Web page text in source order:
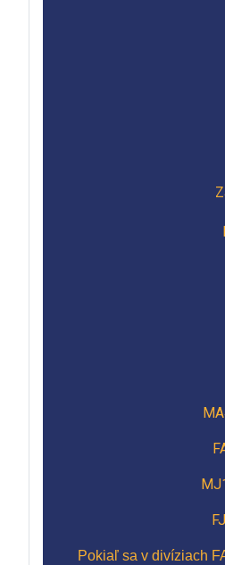
Pokiaľ sa v divíziach